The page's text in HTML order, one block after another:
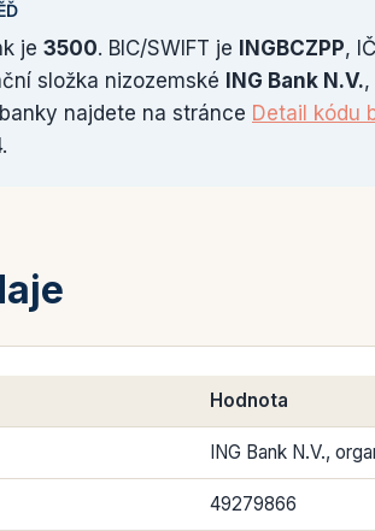
je 3500. BIC/SWIFT je INGBCZPP,
složka nizozemské
ING Bank N.V.
najdete na stránce Detail kódu
Hodnota
ING Bank N.V.,
49279866